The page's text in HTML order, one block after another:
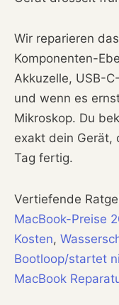
Wir reparieren
Komponenten-
Akkuzelle, USB-
und wenn es
Mikroskop. Du
exakt dein Gerät,
Tag fertig.
Vertiefende
MacBook-Preise
Kosten,
Bootloop/startet
MacBook